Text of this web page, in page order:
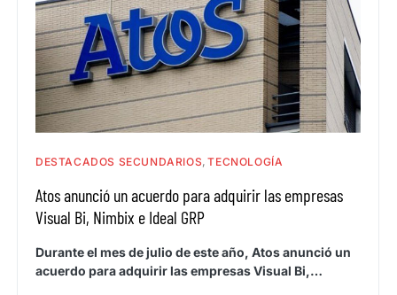
DESTACADOS SECUNDARIOS TECNOLOGÍA
Atos anunció un acuerdo para adquirir las empresas
Visual Bi, Nimbix e Ideal GRP
Durante el mes de julio de este año, Atos anunció un
acuerdo para adquirir las empresas Visual Bi,…